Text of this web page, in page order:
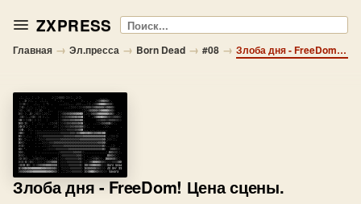
ZXPRESS Поиск
Главная → Эл.пресса → Born Dead → #08 → Злоба дня - FreeDom! Цена сцены.
Злоба дня - FreeDom! Цена сцены.